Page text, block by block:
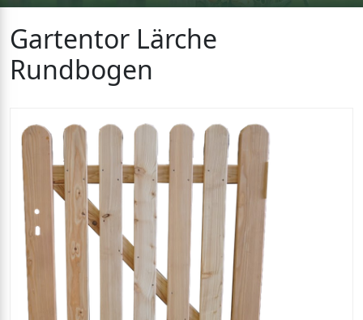
Gartentor Lärche
Rundbogen